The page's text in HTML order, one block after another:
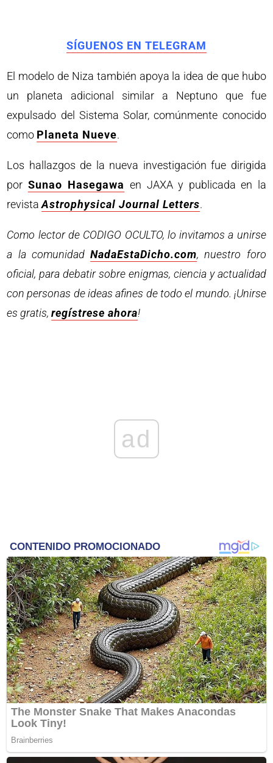
SÍGUENOS EN TELEGRAM
El modelo de Niza también apoya la idea de que hubo
un planeta adicional similar a Neptuno que fue
expulsado del Sistema Solar, comúnmente conocido
como Planeta Nueve.
Los hallazgos de la nueva investigación fue dirigida
por Sunao Hasegawa en JAXA y publicada en la
revistaAstrophysical Journal Letters.
Como lector de CODIGO OCULTO, lo invitamos a unirse
a la comunidadNadaEstaDicho.com, nuestro foro
oficial, para debatir sobre enigmas, ciencia y actualidad
con personas de ideas afines de todo el mundo. ¡Unirse
es gratis,regístrese ahora!
ad